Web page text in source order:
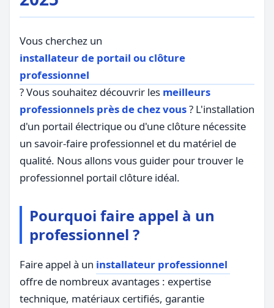
Vous cherchez un
installateur de portail ou clôture
professionnel
? Vous souhaitez découvrir les meilleurs
professionnels près de chez vous? L'installation
d'un portail électrique ou d'une clôture nécessite
un savoir-faire professionnel et du matériel de
qualité. Nous allons vous guider pour trouver le
professionnel portail clôture idéal.
Pourquoi faire appel à un
professionnel ?
Faire appel à un installateur professionnel
offre de nombreux avantages : expertise
technique, matériaux certifiés, garantie